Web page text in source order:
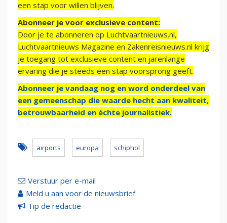
een stap voor willen blijven.
Abonneer je voor exclusieve content:
Door je te abonneren op Luchtvaartnieuws.nl,
Luchtvaartnieuws Magazine en Zakenreisnieuws.nl krijg
je toegang tot exclusieve content en jarenlange
ervaring die je steeds een stap voorsprong geeft.
Abonneer je vandaag nog en word onderdeel van
een gemeenschap die waarde hecht aan kwaliteit,
betrouwbaarheid en échte journalistiek.
airports europa schiphol
Verstuur per e-mail
Meld u aan voor de nieuwsbrief
Tip de redactie